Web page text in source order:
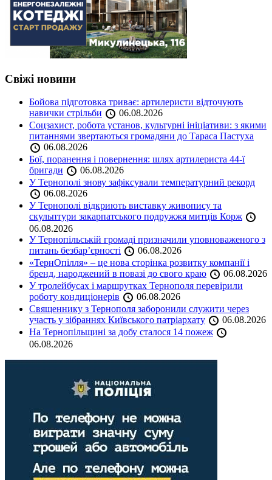
Свіжі новини
Бойова підготовка триває: артилеристи відточують
навички стрільби
06.08.2026
Соцзахист, робота установ, культурні ініціативи: з якими
питаннями звертаються громадяни до Тараса Пастуха
06.08.2026
Бої, поранення і повернення: шлях артилериста 44-ї
бригади
06.08.2026
У Тернополі знову зафіксували температурний рекорд
06.08.2026
У Тернополі відкриють виставку живопису та
скульптури закарпатського подружжя митців Корж
06.08.2026
У Тернопільській громаді призначили уповноваженого з
питань безбар’єрності
06.08.2026
«ТернОпілля» – це нова сторінка розвитку компанії і
бренд, народжений в повазі до свого краю
06.08.2026
У тролейбусах і маршрутках Тернополя перевірили
роботу кондиціонерів
06.08.2026
Священнику з Тернополя заборонили служити через
участь у зібраннях Київського патріархату
06.08.2026
На Тернопільщині за добу сталося 14 пожеж
06.08.2026